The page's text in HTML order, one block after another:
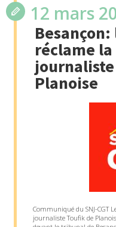
12 mars
Besançon:
réclame
Planoise
Communiqué du SNJ-CGT
journaliste Toufik de